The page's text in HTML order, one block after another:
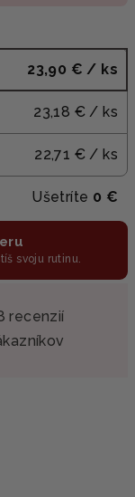
23,90 € / ks
23,18 € / ks
22,71 € / ks
Ušetríte 0 €
svoju rutinu.
recenzií